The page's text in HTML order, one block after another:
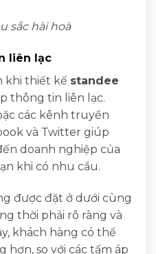
sắc hài hoà
liên lạc
khi thiết kế standee
thông tin liên lạc.
các kênh truyền
và Twitter giúp
doanh nghiệp của
khi có nhu cầu.
được đặt ở dưới cùng
thời phải rõ ràng và
khách hàng có thể
hơn, so với các tấm áp